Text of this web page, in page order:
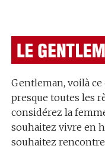
Gentleman, voilà ce
presque toutes les
considérez la
souhaitez vivre en
souhaitez